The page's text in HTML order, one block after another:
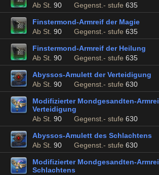
Ab St. 90 Gegenst.- stufe 635
Finstermond-Armreif der Magie
Ab St. 90 Gegenst.- stufe 635
Finstermond-Armreif der Heilung
Ab St. 90 Gegenst.- stufe 635
Abyssos-Amulett der Verteidigung
Ab St. 90 Gegenst.- stufe 630
Modifizierter Mondgesandten-
Verteidigung
Ab St. 90 Gegenst.- stufe 630
Abyssos-Amulett des Schlachtens
Ab St. 90 Gegenst.- stufe 630
Modifizierter Mondgesandten-
Schlachtens